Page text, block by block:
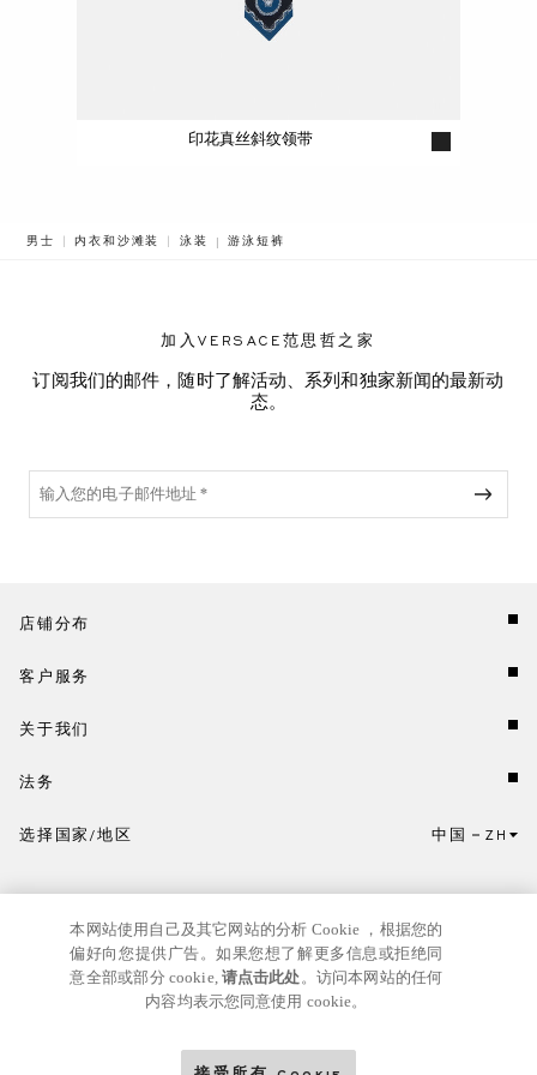
印花真丝斜纹领带
男士 内衣和沙滩装 泳装 BREADCRUMB.ADA.LABEL.CURRENT
游泳短裤
加入VERSACE范思哲之家
订阅我们的邮件，随时了解活动、系列和独家新闻的最新动
态。
店铺分布
客户服务
关于我们
法务
点击此处选择国家/地区和语言。
选择国家/地区 中国 ZH
本网站使用自己及其它网站的分析 Cookie ，根据您的
偏好向您提供广告。如果您想了解更多信息或拒绝同
意全部或部分 cookie,请点击此处。访问本网站的任何
内容均表示您同意使用 cookie。